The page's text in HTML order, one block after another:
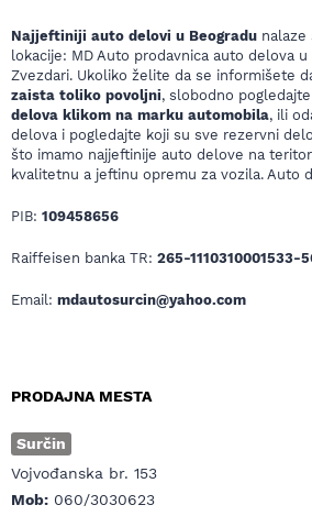
Najjeftiniji auto delovi u Beogradu nalaze
lokacije: MD Auto prodavnica auto delova
Zvezdari. Ukoliko želite da se informišete
zaista toliko povoljni, slobodno pogledajte
delova klikom na marku automobila, ili
delova i pogledajte koji su sve rezervni
što imamo najjeftinije auto delove na
kvalitetnu a jeftinu opremu za vozila. Auto
PIB: 109458656
Raiffeisen banka TR: 265-1110310001533-
Email: mdautosurcin@yahoo.com
PRODAJNA MESTA
Surčin
Vojvođanska br. 153
Mob: 060/3030623